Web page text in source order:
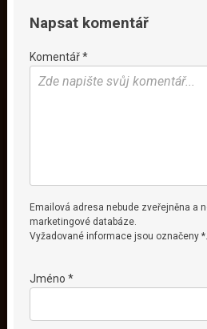
Napsat komentář
Komentář *
Emailová adresa nebude zveřejněna a
marketingové databáze.
Vyžadované informace jsou označeny *.
Jméno *